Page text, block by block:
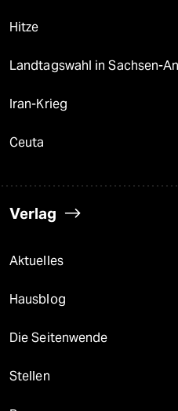
Hitze
Landtagswahl in Sachsen-
Iran-Krieg
Ceuta
Verlag
Aktuelles
Hausblog
Die Seitenwende
Stellen